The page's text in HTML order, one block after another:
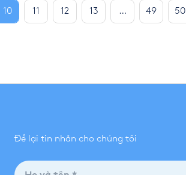
10 11 12 13 … 49 50
Để lại tin nhắn cho chúng tôi